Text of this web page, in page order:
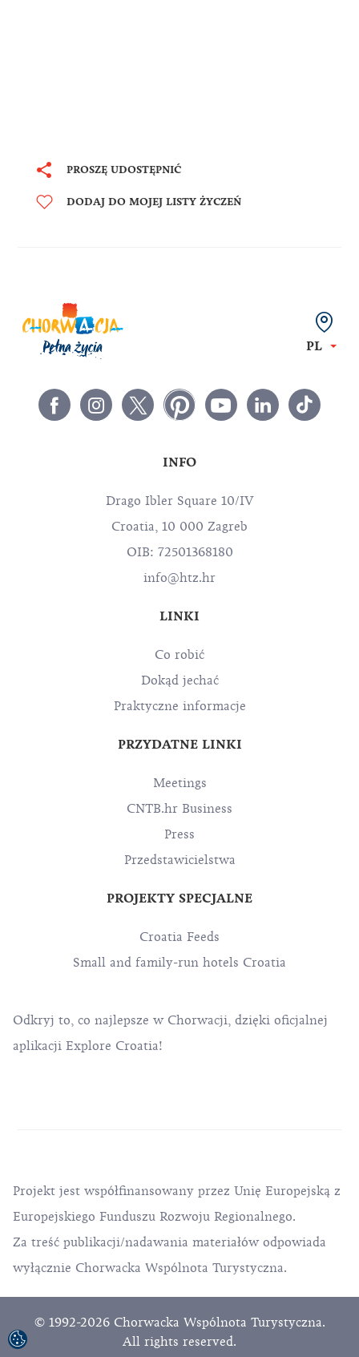
PROSZĘ UDOSTĘPNIĆ
DODAJ DO MOJEJ LISTY ŻYCZEŃ
PL
INFO
Drago Ibler Square 10/IV
Croatia, 10 000 Zagreb
OIB: 72501368180
info@htz.hr
LINKI
Co robić
Dokąd jechać
Praktyczne informacje
PRZYDATNE LINKI
Meetings
CNTB.hr Business
Press
Przedstawicielstwa
PROJEKTY SPECJALNE
Croatia Feeds
Small and family-run hotels Croatia
Odkryj to, co najlepsze w Chorwacji, dzięki oficjalnej
aplikacji Explore Croatia!
Projekt jest współfinansowany przez Unię Europejską z
Europejskiego Funduszu Rozwoju Regionalnego.
Za treść publikacji/nadawania materiałów odpowiada
wyłącznie Chorwacka Wspólnota Turystyczna.
© 1992-2026 Chorwacka Wspólnota Turystyczna.
All rights reserved.